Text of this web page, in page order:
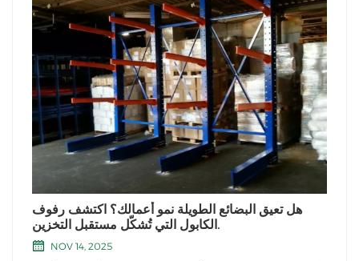
هل تعيق البضائع الطويلة نمو أعمالك؟ اكتشف رفوف
الكابول التي تُشكّل مستقبل التخزين.
NOV 14, 2025